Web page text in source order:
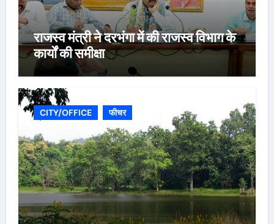
राजस्व मंत्री ने दरभंगा में की राजस्व विभाग के
कार्यों की समीक्षा
CITY/OFFICE फीचर